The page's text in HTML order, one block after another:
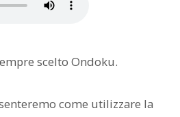
scelto Ondoku.
come utilizzare la